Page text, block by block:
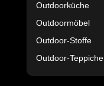
Outdoorküche
Outdoormöbel
Outdoor-Stoffe
Outdoor-Teppiche